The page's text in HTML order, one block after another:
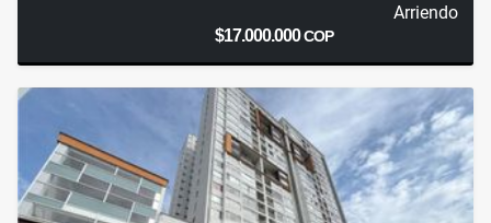
Arriendo
$17.000.000COP